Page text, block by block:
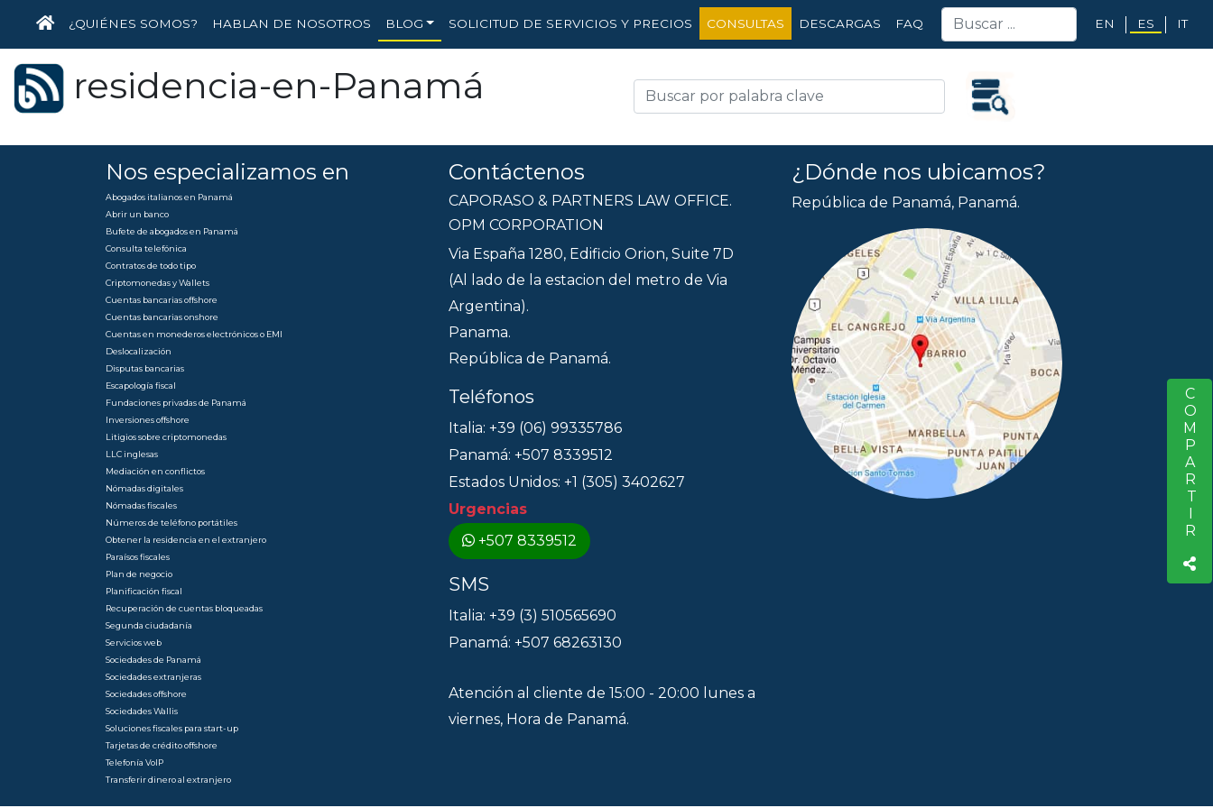
INICIO
¿QUIÉNES SOMOS? HABLAN DE NOSOTROS BLOG SOLICITUD DE SERVICIOS Y PRECIOS CONSULTAS DESCARGAS FAQ EN ES IT
residencia-en-Panamá
COMPARTIR
Nos especializamos en
Abogados italianos en Panamá
Abrir un banco
Bufete de abogados en Panamá
Consulta telefónica
Contratos de todo tipo
Criptomonedas y Wallets
Cuentas bancarias offshore
Cuentas bancarias onshore
Cuentas en monederos electrónicos o EMI
Deslocalización
Disputas bancarias
Escapología fiscal
Fundaciones privadas de Panamá
Inversiones offshore
Litigios sobre criptomonedas
LLC inglesas
Mediación en conflictos
Nómadas digitales
Nómadas fiscales
Números de teléfono portátiles
Obtener la residencia en el extranjero
Paraísos fiscales
Plan de negocio
Planificación fiscal
Recuperación de cuentas bloqueadas
Segunda ciudadanía
Servicios web
Sociedades de Panamá
Sociedades extranjeras
Sociedades offshore
Sociedades Wallis
Soluciones fiscales para start-up
Tarjetas de crédito offshore
Telefonía VoIP
Transferir dinero al extranjero
Contáctenos
CAPORASO & PARTNERS LAW OFFICE.
OPM CORPORATION
Via España 1280, Edificio Orion, Suite 7D
(Al lado de la estacion del metro de Via
Argentina).
Panama.
República de Panamá.
Teléfonos
Italia: +39 (06) 99335786
Panamá: +507 8339512
Estados Unidos: +1 (305) 3402627
Urgencias
+507 8339512
SMS
Italia: +39 (3) 510565690
Panamá: +507 68263130
Atención al cliente de 15:00 - 20:00 lunes a
viernes, Hora de Panamá.
¿Dónde nos ubicamos?
República de Panamá, Panamá.